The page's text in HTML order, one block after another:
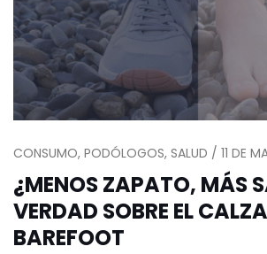
CONSUMO, PODÓLOGOS, SALUD / 11 DE
¿MENOS ZAPATO, MÁS
VERDAD SOBRE EL
BAREFOOT